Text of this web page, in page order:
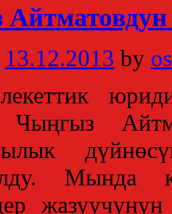
13.12.2013 by
Чыңгыз
Мында